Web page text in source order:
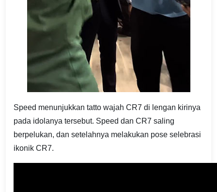
Speed menunjukkan tatto wajah CR7 di lengan kirinya
pada idolanya tersebut. Speed dan CR7 saling
berpelukan, dan setelahnya melakukan pose selebrasi
ikonik CR7.